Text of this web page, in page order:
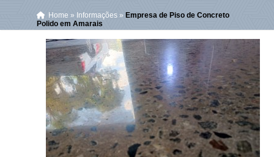
Home » Informações » Empresa de Piso de Concreto
Polido em Amarais